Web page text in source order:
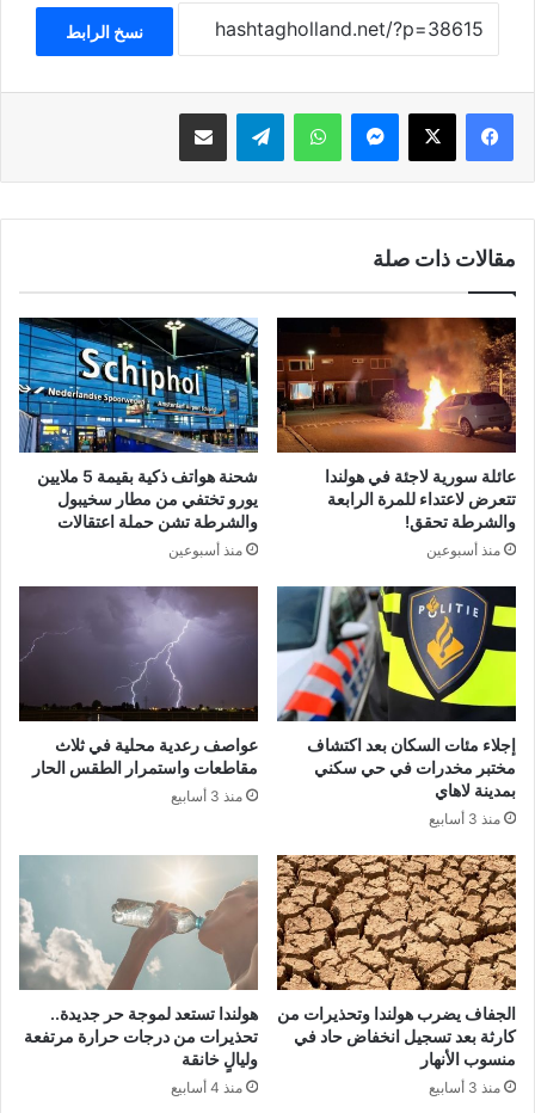
نسخ الرابط
فيسبوك ‫X ماسنجر واتساب تيلقرام مشاركة عبر البريد
مقالات ذات صلة
عائلة سورية لاجئة في هولندا
تتعرض لاعتداء للمرة الرابعة
والشرطة تحقق!
منذ أسبوعين
شحنة هواتف ذكية بقيمة 5 ملايين
يورو تختفي من مطار سخيبول
والشرطة تشن حملة اعتقالات
منذ أسبوعين
إجلاء مئات السكان بعد اكتشاف
مختبر مخدرات في حي سكني
بمدينة لاهاي
منذ 3 أسابيع
عواصف رعدية محلية في ثلاث
مقاطعات واستمرار الطقس الحار
منذ 3 أسابيع
الجفاف يضرب هولندا وتحذيرات من
كارثة بعد تسجيل انخفاض حاد في
منسوب الأنهار
منذ 3 أسابيع
هولندا تستعد لموجة حر جديدة..
تحذيرات من درجات حرارة مرتفعة
وليالٍ خانقة
منذ 4 أسابيع